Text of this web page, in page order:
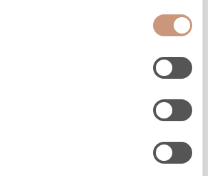
2145
mm
550mm
1570kg